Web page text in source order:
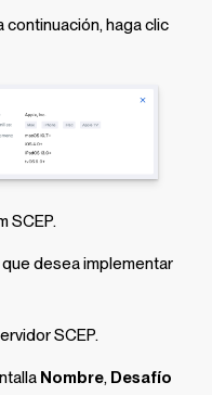
continuación, haga clic
SCEP.
que desea implementar
SCEP.
Nombre, Desafío